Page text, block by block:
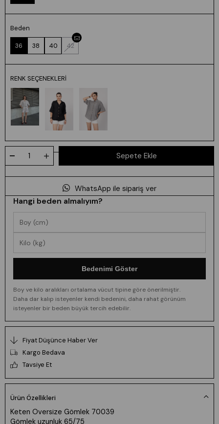
Beden
36 38 40 42
RENK SEÇENEKLERI
WhatsApp ile sipariş ver
Hangi beden almalıyım?
Bedenimi Göster
Boy ve kilo aralıkları ortalama vücut tipine göre önerilmiştir.
Daha dar kalıp isteyenler kendi bedenini, daha rahat görünüm
isteyenler bir beden büyük tercih edebilir.
Fiyat Düşünce Haber Ver
Kargo Bedava
Tavsiye Et
Ürün Özellikleri
Keten Oversize Gömlek 70039
Gömlek uzunluk 65/75